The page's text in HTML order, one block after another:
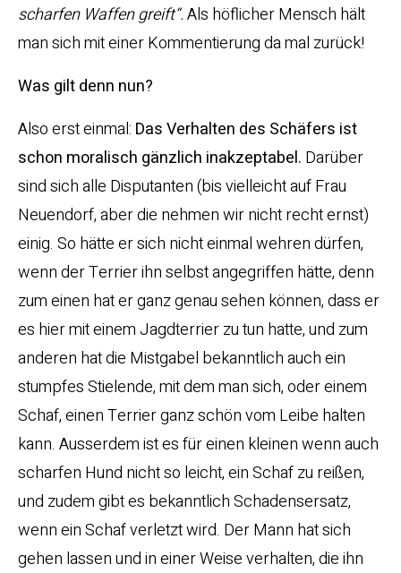
scharfen Waffen greift“.Als höflicher Mensch hält
man sich mit einer Kommentierung da mal zurück!
Was gilt denn nun?
Also erst einmal: Das Verhalten des Schäfers ist
schon moralisch gänzlich inakzeptabel. Darüber
sind sich alle Disputanten (bis vielleicht auf Frau
Neuendorf, aber die nehmen wir nicht recht ernst)
einig. So hätte er sich nicht einmal wehren dürfen,
wenn der Terrier ihn selbst angegriffen hätte, denn
zum einen hat er ganz genau sehen können, dass er
es hier mit einem Jagdterrier zu tun hatte, und zum
anderen hat die Mistgabel bekanntlich auch ein
stumpfes Stielende, mit dem man sich, oder einem
Schaf, einen Terrier ganz schön vom Leibe halten
kann. Ausserdem ist es für einen kleinen wenn auch
scharfen Hund nicht so leicht, ein Schaf zu reißen,
und zudem gibt es bekanntlich Schadensersatz,
wenn ein Schaf verletzt wird. Der Mann hat sich
gehen lassen und in einer Weise verhalten, die ihn